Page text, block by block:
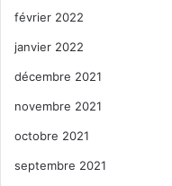
février 2022
janvier 2022
décembre 2021
novembre 2021
octobre 2021
septembre 2021